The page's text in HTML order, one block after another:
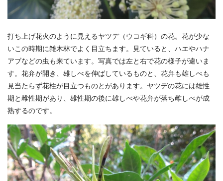
打ち上げ花火のように見えるヤツデ（ウコギ科）の花。花が少な
いこの時期に雑木林でよく目立ちます。見ていると、ハエやハナ
アブなどの虫も来ています。写真では左と右で花の様子が違いま
す。花弁が開き、雄しべを伸ばしているものと、花弁も雄しべも
見当たらず花柱が目立つものとがあります。ヤツデの花には雄性
期と雌性期があり、雄性期の後に雄しべや花弁が落ち雌しべが成
熟するのです。